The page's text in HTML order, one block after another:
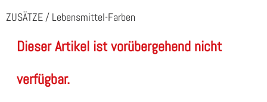
ZUSÄTZE / Lebensmittel-Farben
Dieser Artikel ist vorübergehend nicht
verfügbar.